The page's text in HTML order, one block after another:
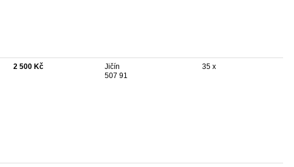
2 500 Kč
Jičín
507 91
35 x